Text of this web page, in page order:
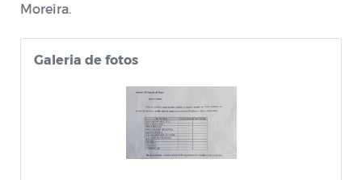
Moreira.
Galeria de fotos